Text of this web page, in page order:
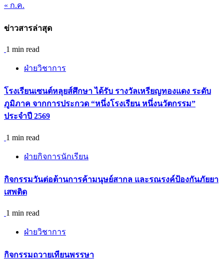
« ก.ค.
ข่าวสารล่าสุด
1 min read
ฝ่ายวิชาการ
โรงเรียนเซนต์หลุยส์ศึกษา ได้รับ รางวัลเหรียญทองแดง ระดับ
ภูมิภาค จากการประกวด “หนึ่งโรงเรียน หนึ่งนวัตกรรม”
ประจำปี 2569
1 min read
ฝ่ายกิจการนักเรียน
กิจกรรม​วันต่อต้านการค้ามนุษย์สากล และรณรงค์ป้องกันภัยยา
เสพติด
1 min read
ฝ่ายวิชาการ
กิจกรรมถวายเทียนพรรษา